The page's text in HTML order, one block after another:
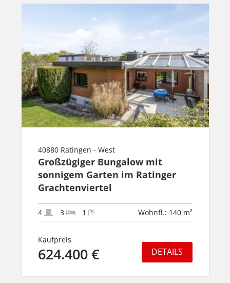
40880 Ratingen - West
Großzügiger Bungalow mit
sonnigem Garten im Ratinger
Grachtenviertel
4 3 1 Wohnfl.: 140 m²
Kaufpreis
624.400 € DETAILS